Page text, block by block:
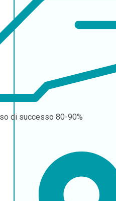
di successo 80-90%